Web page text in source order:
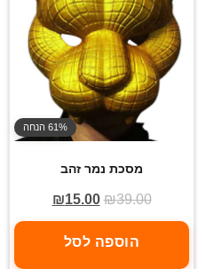
61% הנחה
מסכת נמר זהב
₪39.00
₪15.00
הוספה לסל